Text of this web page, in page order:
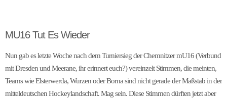
MU16 Tut Es Wieder
Nun gab es letzte Woche nach dem Turniersieg der Chemnitzer mU16 (Verbund
mit Dresden und Meerane, ihr erinnert euch?) vereinzelt Stimmen, die meinten,
Teams wie Elsterwerda, Wurzen oder Borna sind nicht gerade der Maßstab in der
mitteldeutschen Hockeylandschaft. Mag sein. Diese Stimmen dürften jetzt aber